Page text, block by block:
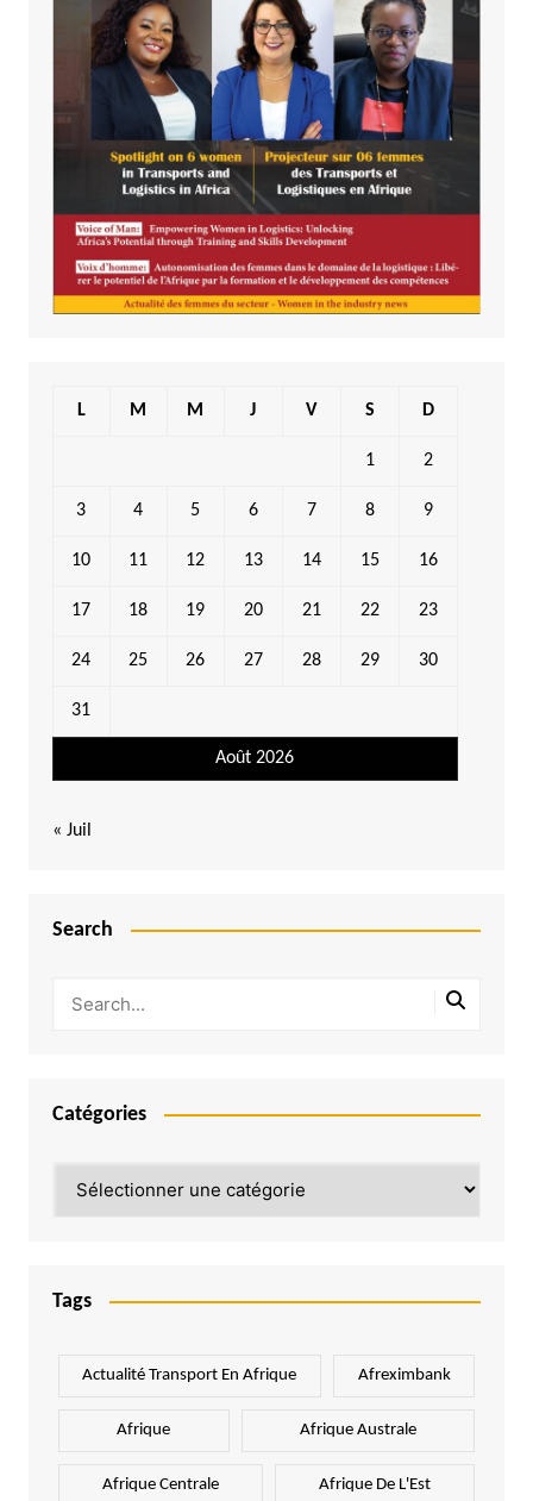
Août 2026
L M M J V S D
1 2
3 4 5 6 7 8 9
10 11 12 13 14 15 16
17 18 19 20 21 22 23
24 25 26 27 28 29 30
31
« Juil
Search
Catégories
Tags
Actualité Transport En Afrique Afreximbank
Afrique Afrique Australe
Afrique Centrale Afrique De L'Est